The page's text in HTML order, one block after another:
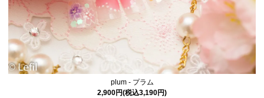
plum - プラム
2,900円(税込3,190円)